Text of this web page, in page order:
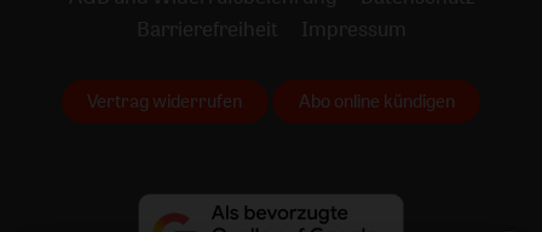
Barrierefreiheit
Impressum
Vertrag widerrufen Abo online kündigen